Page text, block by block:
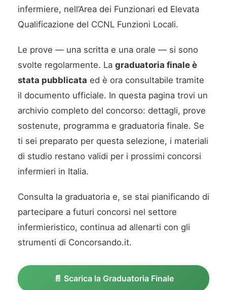
infermiere, nell’Area dei Funzionari ed Elevata
Qualificazione del CCNL Funzioni Locali.
Le prove — una scritta e una orale — si sono
svolte regolarmente. La graduatoria finale è
stata pubblicata ed è ora consultabile tramite
il documento ufficiale. In questa pagina trovi un
archivio completo del concorso: dettagli, prove
sostenute, programma e graduatoria finale. Se
ti sei preparato per questa selezione, i materiali
di studio restano validi per i prossimi concorsi
infermieri in Italia.
Consulta la graduatoria e, se stai pianificando di
partecipare a futuri concorsi nel settore
infermieristico, continua ad allenarti con gli
strumenti di Concorsando.it.
📄 Scarica la Graduatoria Finale